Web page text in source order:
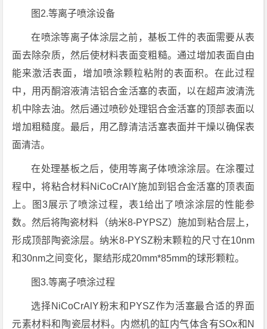
图2.等离子喷涂设备
在喷涂等离子体涂层之前，基板工件的表面需要从表
面去除杂质，然后使材料表面变粗糙。通过增加表面自由
能来激活表面，增加喷涂颗粒粘附的表面积。在此过程
中，用丙酮溶液清洁铝合金活塞的表面，以在超声波清洗
机中除去油。然后通过喷砂处理铝合金活塞的顶部表面以
增加粗糙度。最后，用乙醇清洁活塞表面并干燥以确保表
面清洁。
在处理基板之后，使用等离子体喷涂涂层。在涂覆过
程中，将粘合材料NiCoCrAlY施加到铝合金活塞的顶表面
上。图3展示了喷涂过程，表1给出了喷涂涂层的性能参
数。然后将陶瓷材料（纳米8-PYPSZ）施加到粘合层上，
形成顶部陶瓷涂层。纳米8-PYSZ粉末颗粒的尺寸在10nm
和30nm之间变化，聚结形成20mm*85mm的球形颗粒。
图3.等离子喷涂过程
选择NiCoCrAlY粉末和PYSZ作为活塞最合适的界面
元素材料和陶瓷层材料。内燃机的缸内气体含有SOx和N